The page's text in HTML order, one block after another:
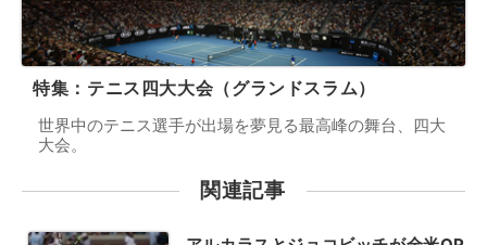
特集：テニス四大大会（グランドスラム）
世界中のテニス選手が出場を夢見る最高峰の舞台、四大
大会。
関連記事